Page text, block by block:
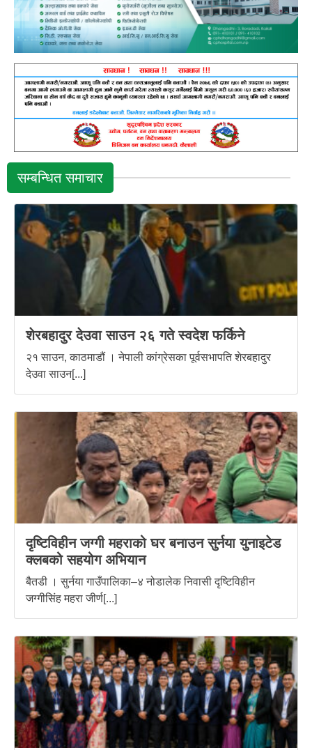
सम्बन्धित समाचार
शेरबहादुर देउवा साउन २६ गते स्वदेश फर्किने
२१ साउन, काठमाडौं । नेपाली कांग्रेसका पूर्वसभापति शेरबहादुर
देउवा साउन[...]
दृष्टिविहीन जग्गी महराको घर बनाउन सुर्नया युनाइटेड
क्लबको सहयोग अभियान
बैतडी । सुर्नया गाउँपालिका–४ नोडालेक निवासी दृष्टिविहीन
जग्गीसिंह महरा जीर्ण[...]